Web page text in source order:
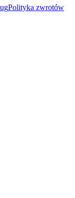
Polityka zwrotów